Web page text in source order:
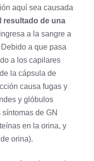
aquí sea causada
resultado de una
a la sangre a
a que pasa
a los capilares
la cápsula de
causa fugas y
y glóbulos
de GN
en la orina, y
orina).